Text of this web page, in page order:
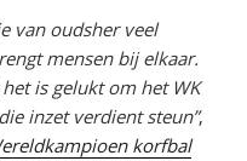
van oudsher veel
mensen bij elkaar.
is gelukt om het WK
inzet verdient steun”,
korfbal